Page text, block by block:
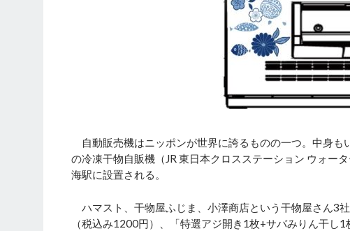
自動販売機はニッポンが世界に誇るものの一つ。中身も
の冷凍干物自販機（JR 東日本クロスステーション ウォー
海駅に設置される。
ハマスト、干物屋ふじま、小澤商店という干物屋さん3
（税込み1200円）、「特選アジ開き1枚+サバみりん干